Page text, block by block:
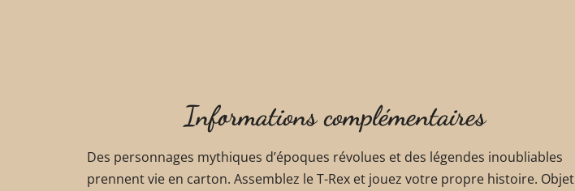
Informations complémentaires
Des personnages mythiques d’époques révolues et des légendes inoubliables
prennent vie en carton. Assemblez le T-Rex et jouez votre propre histoire. Objet